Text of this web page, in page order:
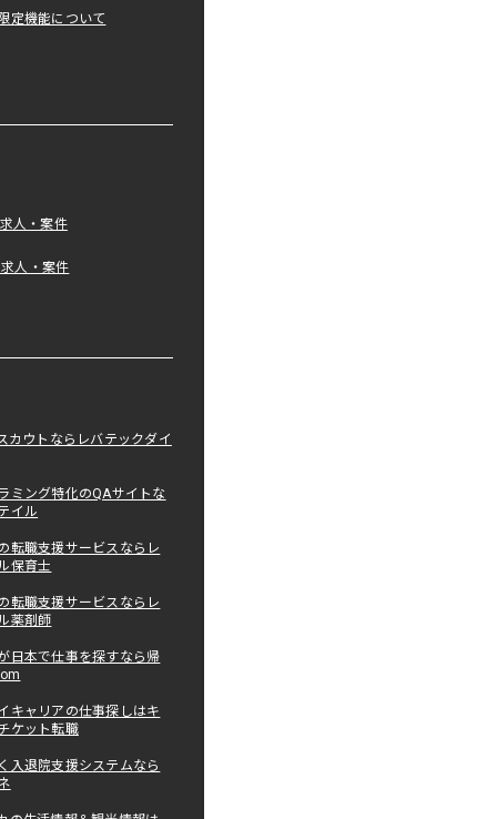
定機能について
人・案件
人・案件
カウトならレバテックダイ
ミング特化のQAサイトな
イル
転職支援サービスならレ
保育士
転職支援サービスならレ
薬剤師
日本で仕事を探すなら帰
キャリアの仕事探しはキ
ケット転職
入退院支援システムなら